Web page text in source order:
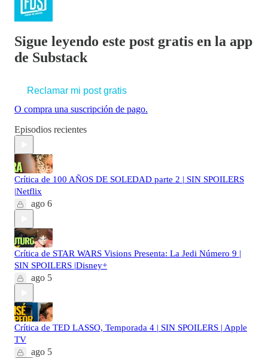
Sigue leyendo este post gratis en la app
de Substack
Reclamar mi post gratis
O compra una suscripción de pago.
Episodios recientes
Crítica de 100 AÑOS DE SOLEDAD parte 2 | SIN SPOILERS
|Netflix
ago 6
Crítica de STAR WARS Visions Presenta: La Jedi Número 9 |
SIN SPOILERS |Disney+
ago 5
Crítica de TED LASSO, Temporada 4 | SIN SPOILERS | Apple
TV
ago 5